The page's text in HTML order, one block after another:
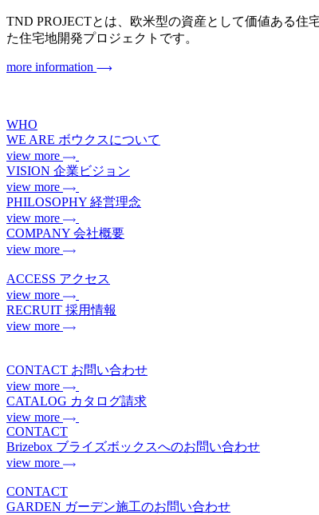
TND PROJECTとは、欧米型の資産として価値ある住
た住宅地開発プロジェクトです。
more information
WHO
WE ARE ボウクスについて
view more
VISION 企業ビジョン
view more
PHILOSOPHY 経営理念
view more
COMPANY 会社概要
view more
ACCESS アクセス
view more
RECRUIT 採用情報
view more
CONTACT お問い合わせ
view more
CATALOG カタログ請求
view more
CONTACT
Brizebox ブライズボックスへのお問い合わせ
view more
CONTACT
GARDEN ガーデン施工のお問い合わせ